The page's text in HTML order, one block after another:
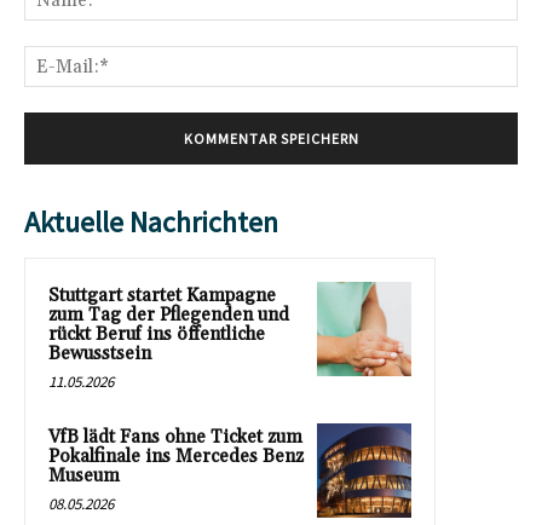
Aktuelle Nachrichten
Stuttgart startet Kampagne
zum Tag der Pflegenden und
rückt Beruf ins öffentliche
Bewusstsein
11.05.2026
VfB lädt Fans ohne Ticket zum
Pokalfinale ins Mercedes Benz
Museum
08.05.2026